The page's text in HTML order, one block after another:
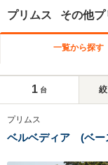
プリムス その他
一覧から探す
1 台
プリムス
ベルベディア (ベー